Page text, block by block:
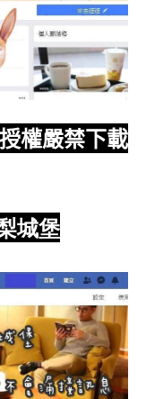
權嚴禁下載
城堡